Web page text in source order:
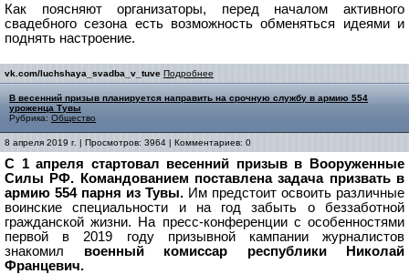
Как поясняют организаторы, перед началом активного
свадебного сезона есть возможность обменяться идеями и
поднять настроение.
vk.com/luchshaya_svadba_v_tuve Подробнее
В весенний призыв планируется направить на срочную службу в армию 554
уроженца Тувы
Рубрика: Общество
8 апреля 2019 г. | Просмотров: 3964 | Комментариев: 0
С 1 апреля стартовал весенний призыв в Вооруженные
Силы РФ. Командованием поставлена задача призвать в
армию 554 парня из Тувы. Им предстоит освоить различные
воинские специальности и на год забыть о беззаботной
гражданской жизни. На пресс-конференции с особенностями
первой в 2019 году призывной кампании журналистов
знакомил военный комиссар республики Николай
Францевич.